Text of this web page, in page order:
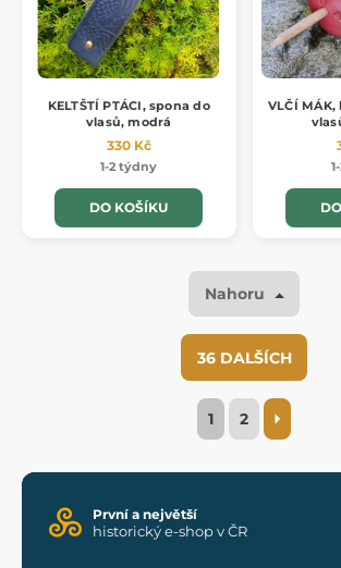
KELTŠTÍ PTÁCI, spona do
vlasů, modrá
330 Kč
1-2 týdny
DO KOŠÍKU
VLČÍ
Nahoru
36 DALŠÍCH
1 2
První a největší
historický e-shop v ČR